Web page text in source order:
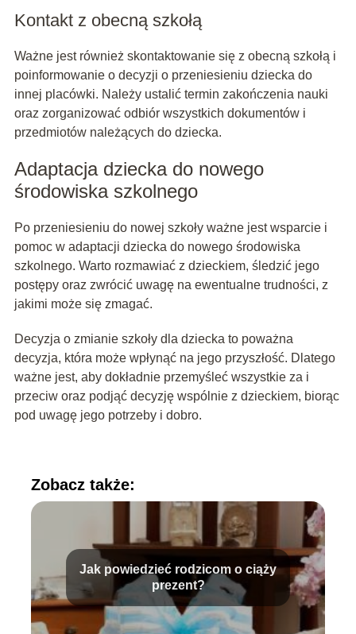
Kontakt z obecną szkołą
Ważne jest również skontaktowanie się z obecną szkołą i
poinformowanie o decyzji o przeniesieniu dziecka do
innej placówki. Należy ustalić termin zakończenia nauki
oraz zorganizować odbiór wszystkich dokumentów i
przedmiotów należących do dziecka.
Adaptacja dziecka do nowego
środowiska szkolnego
Po przeniesieniu do nowej szkoły ważne jest wsparcie i
pomoc w adaptacji dziecka do nowego środowiska
szkolnego. Warto rozmawiać z dzieckiem, śledzić jego
postępy oraz zwrócić uwagę na ewentualne trudności, z
jakimi może się zmagać.
Decyzja o zmianie szkoły dla dziecka to poważna
decyzja, która może wpłynąć na jego przyszłość. Dlatego
ważne jest, aby dokładnie przemyśleć wszystkie za i
przeciw oraz podjąć decyzję wspólnie z dzieckiem, biorąc
pod uwagę jego potrzeby i dobro.
Zobacz także:
Jak powiedzieć rodzicom o ciąży
prezent?